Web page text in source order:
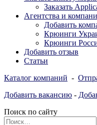
Заказать
Агентства и
Добавить
Крюинги
Крюинги
Добавить отзыв
Статьи
Каталог компаний -
Добавить вакансию -
Поиск по сайту
Найти: